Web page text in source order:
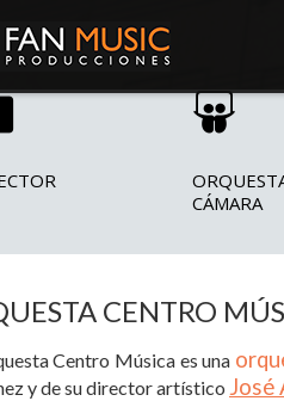
CÁMARA
CENTRO
Centro Música es una
y de su director artístico José